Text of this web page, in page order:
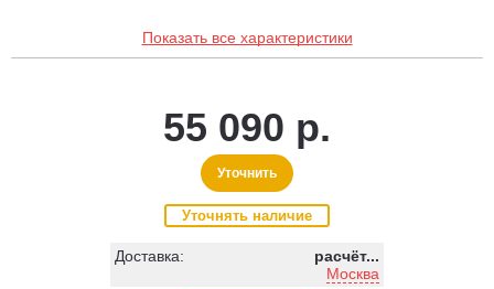
Показать все характеристики
55 090 р.
Уточнить
Уточнять наличие
Доставка:
расчёт...
Москва